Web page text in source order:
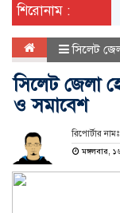
শিরোনাম :
সিলেট
সিলেট জেলা
ও সমাবেশ
রিপোর্টার নামঃ
মঙ্গলবার,